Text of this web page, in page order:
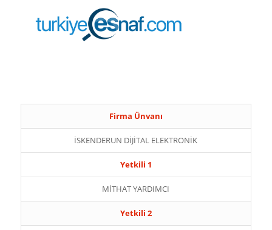
Firma Ünvanı
İSKENDERUN DİJİTAL ELEKTRONİK
Yetkili 1
MİTHAT YARDIMCI
Yetkili 2